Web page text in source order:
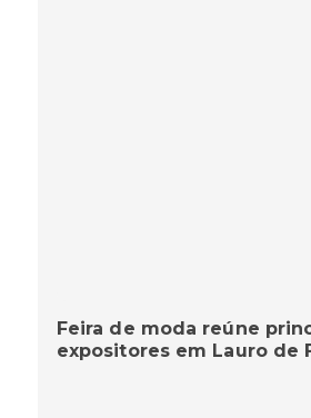
Feira de moda reúne
expositores em Lauro de